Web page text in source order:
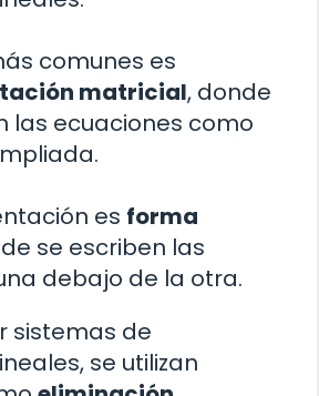
comunes es
matricial, donde
las ecuaciones como
es forma
se escriben las
debajo de la otra.
sistemas de
se utilizan